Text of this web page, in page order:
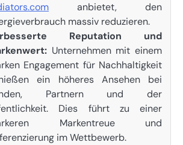
anbietet, den
massiv reduzieren.
Reputation und
Unternehmen mit einem
Engagement für Nachhaltigkeit
ein höheres Ansehen bei
Partnern und der
Dies führt zu einer
Markentreue und
im Wettbewerb.